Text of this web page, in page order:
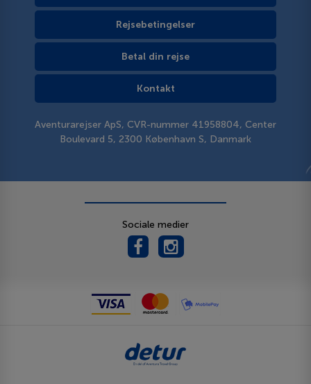
Rejsebetingelser
Betal din rejse
Kontakt
Aventurarejser ApS, CVR-nummer 41958804, Center
Boulevard 5, 2300 København S, Danmark
Sociale medier